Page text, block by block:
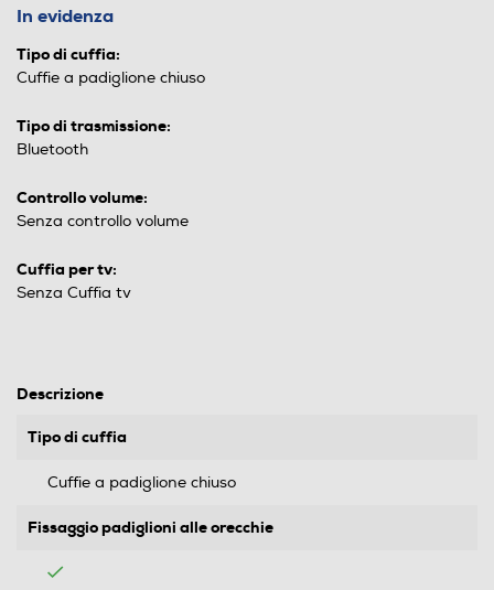
In evidenza
Tipo di cuffia:
Cuffie a padiglione chiuso
Tipo di trasmissione:
Bluetooth
Controllo volume:
Senza controllo volume
Cuffia per tv:
Senza Cuffia tv
Descrizione
Tipo di cuffia
Cuffie a padiglione chiuso
Fissaggio padiglioni alle orecchie